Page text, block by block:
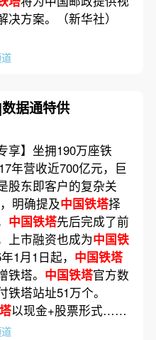
方案。（新华社）
据通特供
享】坐拥190万座铁
年营收近700亿元，巨
股东即客户的复杂关
明确提及中国铁塔择
中国铁塔先后完成了前
上市融资也成为中国铁
1月1日起， 中国铁塔
塔。 中国铁塔官方数
塔站址51万个。
以现金+股票形式……